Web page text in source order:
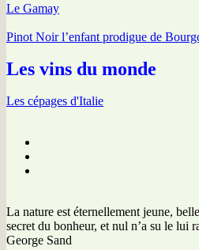
Le Gamay
Pinot Noir l’enfant prodigue de
Les vins du monde
Les cépages d'Italie
La nature est éternellement jeune,
secret du bonheur, et nul n’a su le lui
George Sand